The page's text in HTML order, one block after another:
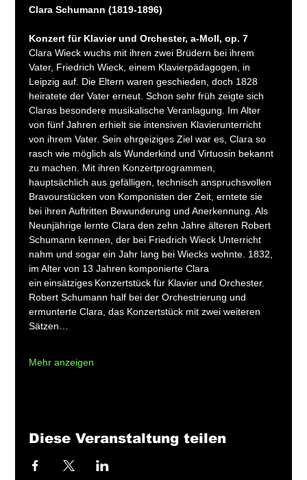
Clara Schumann (1819-1896)
Konzert für Klavier und Orchester, a-Moll, op. 7
Clara Wieck wuchs mit ihren zwei Brüdern bei ihrem
Vater, Friedrich Wieck, einem Klavierpädagogen, in
Leipzig auf. Die Eltern waren geschieden, doch 1828
heiratete der Vater erneut. Schon sehr früh zeigte sich
Claras besondere musikalische Veranlagung. Im Alter
von fünf Jahren erhielt sie intensiven Klavierunterricht
von ihrem Vater. Sein ehrgeiziges Ziel war es, Clara so
rasch wie möglich als Wunderkind und Virtuosin bekannt
zu machen. Mit ihren Konzertprogrammen,
hauptsächlich aus gefälligen, technisch anspruchsvollen
Bravourstücken von Komponisten der Zeit, erntete sie
bei ihren Auftritten Bewunderung und Anerkennung. Als
Neunjährige lernte Clara den zehn Jahre älteren Robert
Schumann kennen, der bei Friedrich Wieck Unterricht
nahm und sogar ein Jahr lang bei Wiecks wohnte. 1832,
im Alter von 13 Jahren komponierte Clara
ein einsätziges Konzertstück für Klavier und Orchester.
Robert Schumann half bei der Orchestrierung und
ermunterte Clara, das Konzertstück mit zwei weiteren
Sätzen…
Mehr anzeigen
Diese Veranstaltung teilen